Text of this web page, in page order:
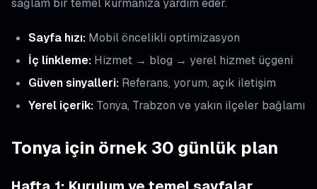
Sayfa hızı: Mobil öncelikli optimizasyon
İç linkleme: Hizmet → blog → yerel hizmet üçgeni
Güven sinyalleri: Referans, yorum, açık iletişim
Yerel içerik: Tonya, Trabzon ve yakın ilçeler bağlamı
Tonya için örnek 30 günlük plan